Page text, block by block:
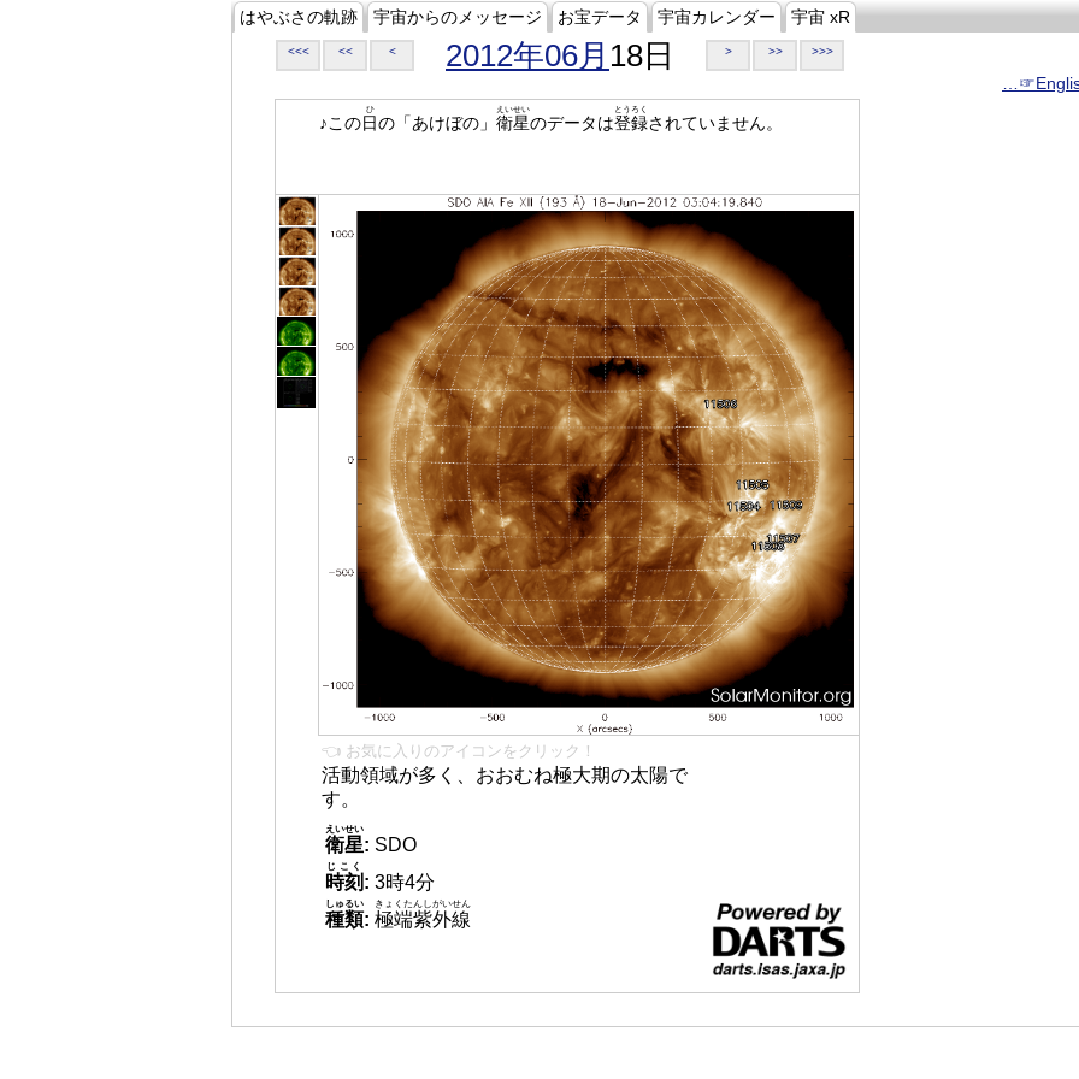
はやぶさの軌跡 宇宙からのメッセージ お宝データ 宇宙カレンダー 宇宙 xR
<<< << < 2012年06月 18日 > >> >>>
♪この日
ひ
の「あけぼの」 衛星
えいせい
のデータは登録
とうろく
されていません。
👈 お気に入りのアイコンをクリック！
活動領域が多く、おおむね極大期の太陽で
す。
衛星
えいせい
: SDO
時刻
じこく
: 3時4分
種類
しゅるい
: 極端紫外線
きょくたんしがいせん